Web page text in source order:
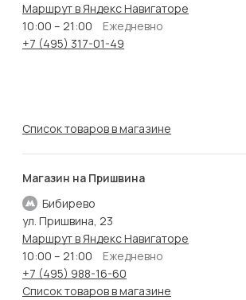
Маршрут в Яндекс Навигаторе
10:00 – 21:00
Ежедневно
+7 (495) 317-01-49
Список товаров в магазине
Магазин на Пришвина
Бибирево
ул. Пришвина, 23
Маршрут в Яндекс Навигаторе
10:00 – 21:00
Ежедневно
+7 (495) 988-16-60
Список товаров в магазине